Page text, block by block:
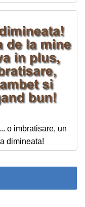
o imbratisare, un
dimineata!